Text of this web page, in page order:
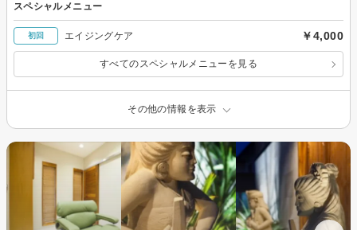
スペシャルメニュー
初回 エイジングケア ￥4,000
すべてのスペシャルメニューを見る
その他の情報を表示